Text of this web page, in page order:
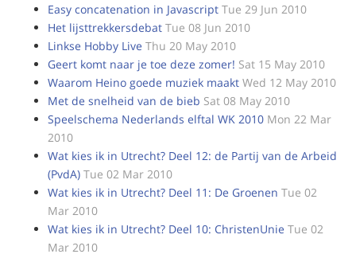
Easy concatenation in Javascript Tue 29 Jun 2010
Het lijsttrekkersdebat Tue 08 Jun 2010
Linkse Hobby Live Thu 20 May 2010
Geert komt naar je toe deze zomer! Sat 15 May 2010
Waarom Heino goede muziek maakt Wed 12 May 2010
Met de snelheid van de bieb Sat 08 May 2010
Speelschema Nederlands elftal WK 2010 Mon 22 Mar
2010
Wat kies ik in Utrecht? Deel 12: de Partij van de Arbeid
(PvdA) Tue 02 Mar 2010
Wat kies ik in Utrecht? Deel 11: De Groenen Tue 02
Mar 2010
Wat kies ik in Utrecht? Deel 10: ChristenUnie Tue 02
Mar 2010